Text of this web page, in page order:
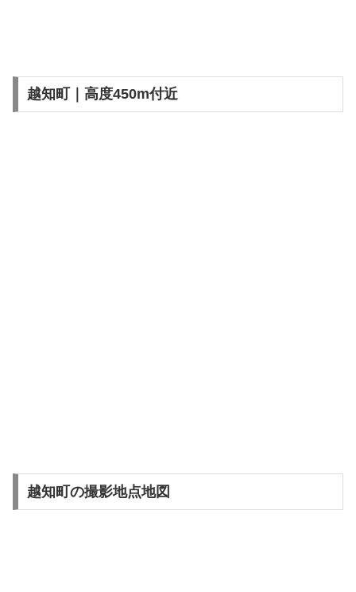
越知町｜高度450m付近
越知町の撮影地点地図